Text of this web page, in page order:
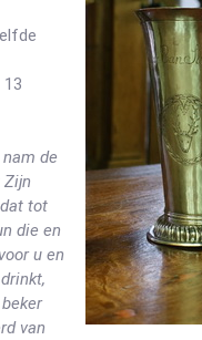
de
Zijn
tot
die en
u en
van